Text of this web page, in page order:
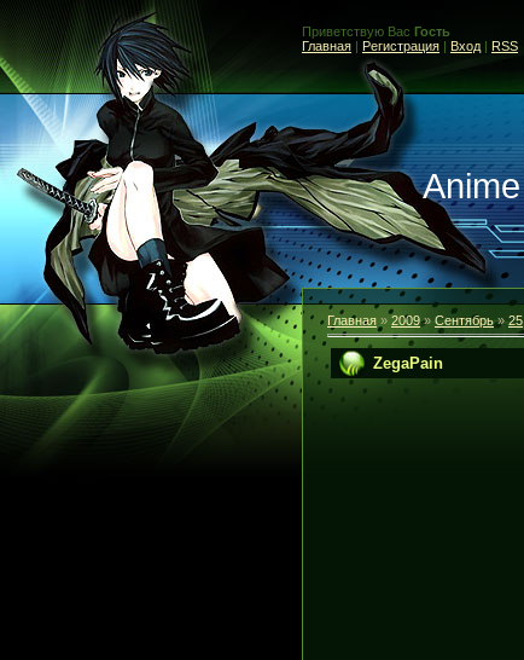
Приветствую Вас Гость
Главная | Регистрация | Вход | RSS
Anime
Главная » 2009 » Сентябрь » 25
ZegaPain